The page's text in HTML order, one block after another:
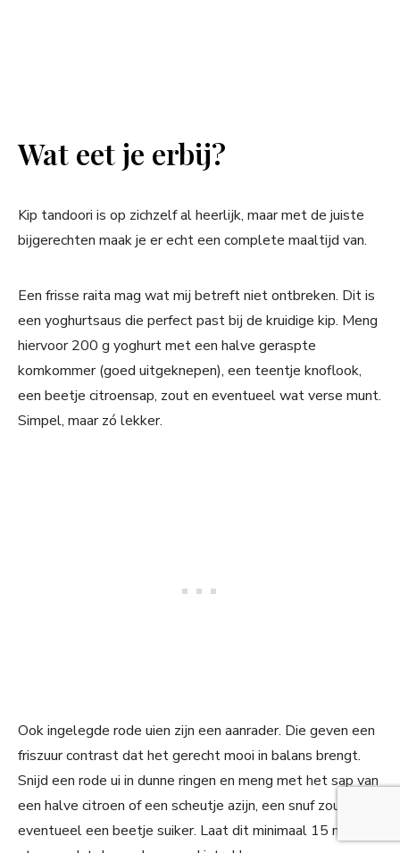
Wat eet je erbij?
Kip tandoori is op zichzelf al heerlijk, maar met de juiste
bijgerechten maak je er echt een complete maaltijd van.
Een frisse raita mag wat mij betreft niet ontbreken. Dit is
een yoghurtsaus die perfect past bij de kruidige kip. Meng
hiervoor 200 g yoghurt met een halve geraspte
komkommer (goed uitgeknepen), een teentje knoflook,
een beetje citroensap, zout en eventueel wat verse munt.
Simpel, maar zó lekker.
Ook ingelegde rode uien zijn een aanrader. Die geven een
friszuur contrast dat het gerecht mooi in balans brengt.
Snijd een rode ui in dunne ringen en meng met het sap van
een halve citroen of een scheutje azijn, een snuf zout en
eventueel een beetje suiker. Laat dit minimaal 15 minuten